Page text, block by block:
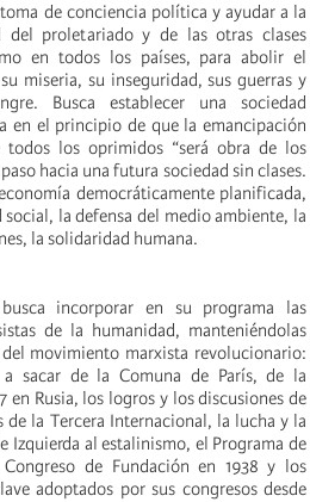
de conciencia política y ayudar a la
del proletariado y de las otras clases
en todos los países, para abolir el
miseria, su inseguridad, sus guerras y
Busca establecer una sociedad
en el principio de que la emancipación
los oprimidos “será obra de los
hacia una futura sociedad sin clases.
democráticamente planificada,
la defensa del medio ambiente, la
la solidaridad humana.
incorporar en su programa las
de la humanidad, manteniéndolas
movimiento marxista revolucionario:
a sacar de la Comuna de París, de la
en Rusia, los logros y los discusiones de
de la Tercera Internacional, la lucha y la
Izquierda al estalinismo, el Programa de
de Fundación en 1938 y los
adoptados por sus congresos desde